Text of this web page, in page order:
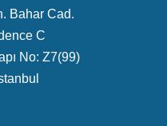
Bahar Cad.
C
No: Z7(99)